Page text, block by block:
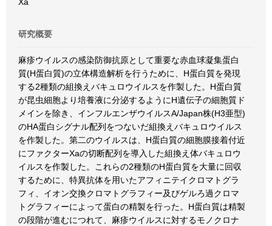
研究概要
麻疹ウイルスの感染防御抗原として重要な赤血球凝集蛋白
質(H蛋白質)の立体構造解析を行うために、H蛋白質を発現
する2種類の組換えバキュロウイルスを作製した。H蛋白質
が昆虫細胞より培養液に分泌するようにH遺伝子の細胞質ド
メインを除き、インフルエンザウイルスA/Japan株(H3亜型)
のHA蛋白シグナル配列をつないだ組換えバキュロウイルス
を作製した。第二のウイルスは、H蛋白質の細胞膜接着付近
にファクターXaの切断配列を導入した組換え体バキュロウ
イルスを作製した。これらの2種類のH蛋白質を大量に回収
するために、特異抗体を用いたアフィニテイクロマトグラ
フィ、イオン交換クロマトグラフィー及びゲルろ過クロマ
トグラフィーによって蛋白の精製を行った。H蛋白質は精製
の段階が進むにつれて、麻疹ウイルスに対するモノクロナ